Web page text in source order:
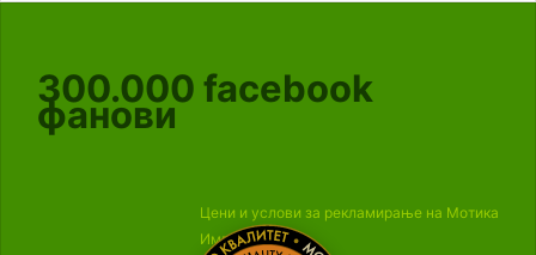
300.000 facebook
фанови
Цени и услови за рекламирање на Мотика
Импресум